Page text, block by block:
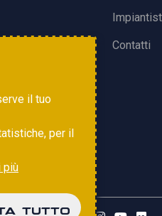
Contatti
il tuo
per il
più
TUTTO